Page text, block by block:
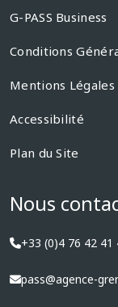
G-PASS Business
Conditions
Mentions Légales
Accessibilité
Plan du Site
Nous
+33 (0)4 76 42 41
pass@agence-